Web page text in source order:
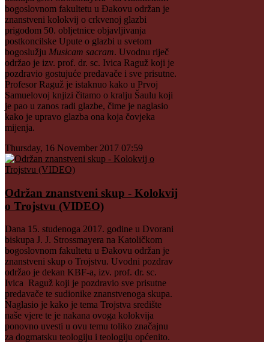
bogoslovnom fakultetu u Đakovu održan je
znanstveni kolokvij o crkvenoj glazbi
prigodom 50. obljetnice objavljivanja
postkoncilske Upute o glazbi u svetom
bogoslužju Musicam sacram. Uvodnu riječ
održao je izv. prof. dr. sc. Ivica Raguž koji je
pozdravio gostujuće predavače i sve prisutne.
Profesor Raguž je istaknuo kako u Prvoj
Samuelovoj knjizi čitamo o kralju Šaulu koji
je pao u zanos radi glazbe, čime je naglasio
kako je upravo glazba ona koja čovjeka
mijenja.
Thursday, 16 November 2017 07:59
Održan znanstveni skup - Kolokvij
o Trojstvu (VIDEO)
Dana 15. studenoga 2017. godine u Dvorani
biskupa J. J. Strossmayera na Katoličkom
bogoslovnom fakultetu u Đakovu održan je
znanstveni skup o Trojstvu. Uvodni pozdrav
održao je dekan KBF-a, izv. prof. dr. sc.
Ivica Raguž koji je pozdravio sve prisutne
predavače te sudionike znanstvenoga skupa.
Naglasio je kako je tema Trojstva središte
naše vjere te je nakana ovoga kolokvija
ponovno uvesti u ovu temu toliko značajnu
za dogmatsku teologiju i teologiju općenito.